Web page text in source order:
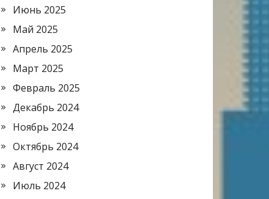
Июнь 2025
Май 2025
Апрель 2025
Март 2025
Февраль 2025
Декабрь 2024
Ноябрь 2024
Октябрь 2024
Август 2024
Июль 2024